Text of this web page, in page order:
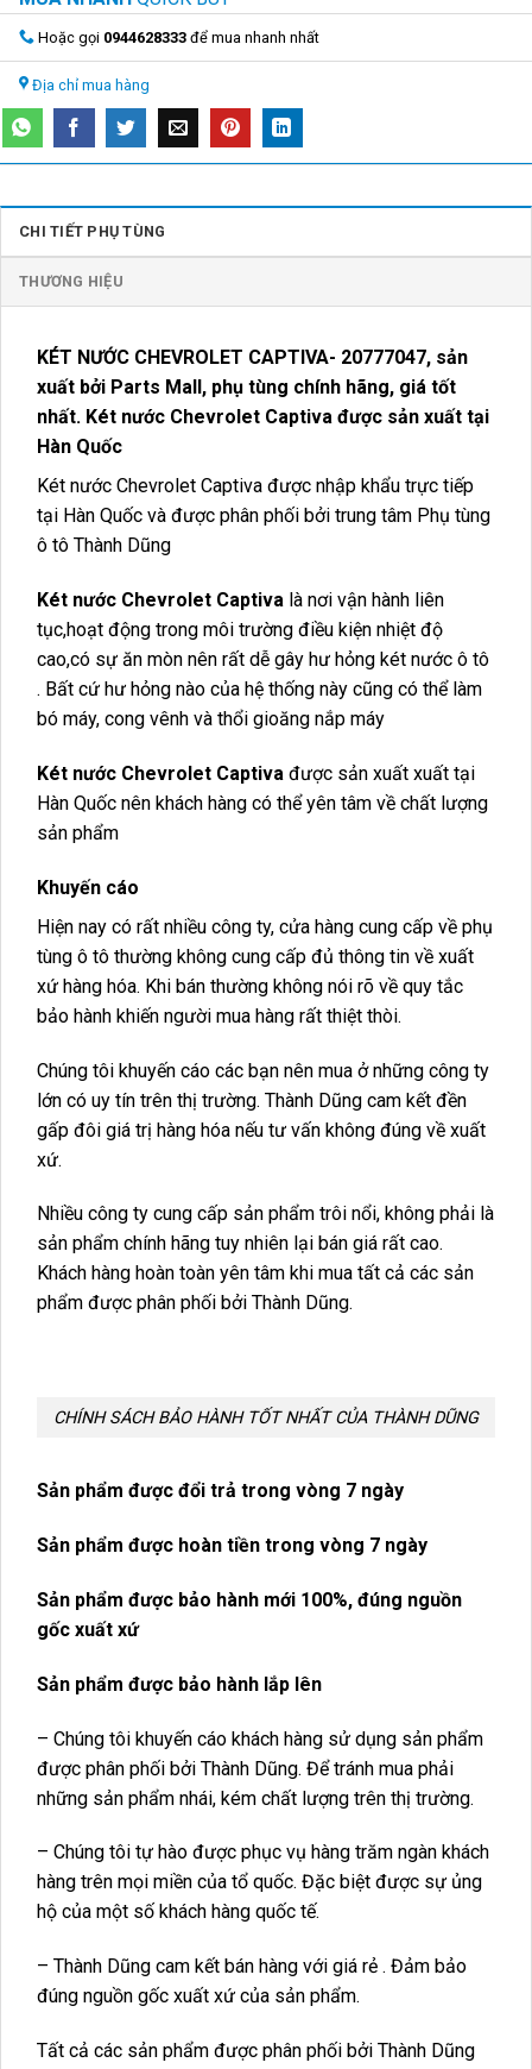
Hoặc gọi 0944628333 để mua nhanh nhất
Địa chỉ mua hàng
CHI TIẾT PHỤ TÙNG
THƯƠNG HIỆU
KÉT NƯỚC CHEVROLET CAPTIVA- 20777047, sản
xuất bởi Parts Mall, phụ tùng chính hãng, giá tốt
nhất. Két nước Chevrolet Captiva được sản xuất tại
Hàn Quốc
Két nước Chevrolet Captiva được nhập khẩu trực tiếp
tại Hàn Quốc và được phân phối bởi trung tâm Phụ tùng
ô tô Thành Dũng
Két nước Chevrolet Captiva là nơi vận hành liên
tục,hoạt động trong môi trường điều kiện nhiệt độ
cao,có sự ăn mòn nên rất dễ gây hư hỏng két nước ô tô
. Bất cứ hư hỏng nào của hệ thống này cũng có thể làm
bó máy, cong vênh và thổi gioăng nắp máy
Két nước Chevrolet Captiva được sản xuất xuất tại
Hàn Quốc nên khách hàng có thể yên tâm về chất lượng
sản phẩm
Khuyến cáo
Hiện nay có rất nhiều công ty, cửa hàng cung cấp về phụ
tùng ô tô thường không cung cấp đủ thông tin về xuất
xứ hàng hóa. Khi bán thường không nói rõ về quy tắc
bảo hành khiến người mua hàng rất thiệt thòi.
Chúng tôi khuyến cáo các bạn nên mua ở những công ty
lớn có uy tín trên thị trường. Thành Dũng cam kết đền
gấp đôi giá trị hàng hóa nếu tư vấn không đúng về xuất
xứ.
Nhiều công ty cung cấp sản phẩm trôi nổi, không phải là
sản phẩm chính hãng tuy nhiên lại bán giá rất cao.
Khách hàng hoàn toàn yên tâm khi mua tất cả các sản
phẩm được phân phối bởi Thành Dũng.
CHÍNH SÁCH BẢO HÀNH TỐT NHẤT CỦA THÀNH DŨNG
Sản phẩm được đổi trả trong vòng 7 ngày
Sản phẩm được hoàn tiền trong vòng 7 ngày
Sản phẩm được bảo hành mới 100%, đúng nguồn
gốc xuất xứ
Sản phẩm được bảo hành lắp lên
– Chúng tôi khuyến cáo khách hàng sử dụng sản phẩm
được phân phối bởi Thành Dũng. Để tránh mua phải
những sản phẩm nhái, kém chất lượng trên thị trường.
– Chúng tôi tự hào được phục vụ hàng trăm ngàn khách
hàng trên mọi miền của tổ quốc. Đặc biệt được sự ủng
hộ của một số khách hàng quốc tế.
– Thành Dũng cam kết bán hàng với giá rẻ . Đảm bảo
đúng nguồn gốc xuất xứ của sản phẩm.
Tất cả các sản phẩm được phân phối bởi Thành Dũng